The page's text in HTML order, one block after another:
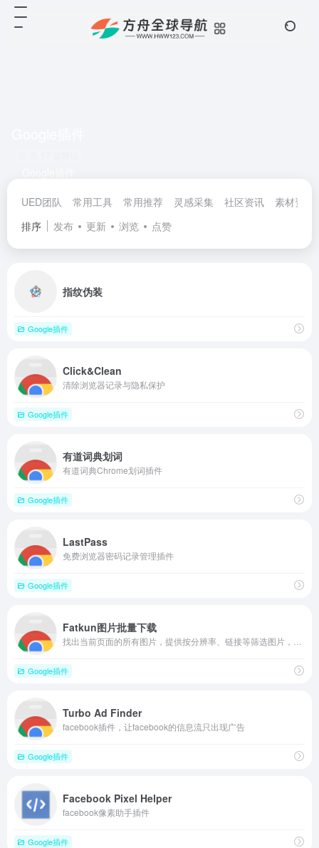
UED团队 常用工具 常用推荐 灵感采集 社区资讯
素材资源
排序
发布 更新 浏览 点赞
指纹伪装
Google插件
Click&Clean
清除浏览器记录与隐私保护
Google插件
有道词典划词
有道词典Chrome划词插件
Google插件
LastPass
免费浏览器密码记录管理插件
Google插件
Fatkun图片批量下载
Google插件
Turbo Ad Finder
facebook插件，让facebook的信息流只出现广告
Google插件
Facebook Pixel Helper
facebook像素助手插件
Google插件